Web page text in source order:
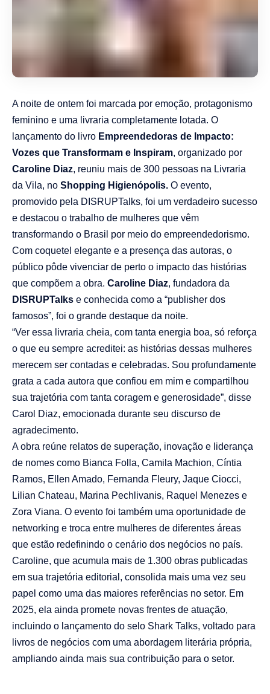
A noite de ontem foi marcada por emoção, protagonismo
feminino e uma livraria completamente lotada. O
lançamento do livro Empreendedoras de Impacto:
Vozes que Transformam e Inspiram, organizado por
Caroline Diaz, reuniu mais de 300 pessoas na Livraria
da Vila, no Shopping Higienópolis. O evento,
promovido pela DISRUPTalks, foi um verdadeiro sucesso
e destacou o trabalho de mulheres que vêm
transformando o Brasil por meio do empreendedorismo.
Com coquetel elegante e a presença das autoras, o
público pôde vivenciar de perto o impacto das histórias
que compõem a obra. Caroline Diaz, fundadora da
DISRUPTalks e conhecida como a “publisher dos
famosos”, foi o grande destaque da noite.
“Ver essa livraria cheia, com tanta energia boa, só reforça
o que eu sempre acreditei: as histórias dessas mulheres
merecem ser contadas e celebradas. Sou profundamente
grata a cada autora que confiou em mim e compartilhou
sua trajetória com tanta coragem e generosidade”, disse
Carol Diaz, emocionada durante seu discurso de
agradecimento.
A obra reúne relatos de superação, inovação e liderança
de nomes como Bianca Folla, Camila Machion, Cíntia
Ramos, Ellen Amado, Fernanda Fleury, Jaque Ciocci,
Lilian Chateau, Marina Pechlivanis, Raquel Menezes e
Zora Viana. O evento foi também uma oportunidade de
networking e troca entre mulheres de diferentes áreas
que estão redefinindo o cenário dos negócios no país.
Caroline, que acumula mais de 1.300 obras publicadas
em sua trajetória editorial, consolida mais uma vez seu
papel como uma das maiores referências no setor. Em
2025, ela ainda promete novas frentes de atuação,
incluindo o lançamento do selo Shark Talks, voltado para
livros de negócios com uma abordagem literária própria,
ampliando ainda mais sua contribuição para o setor.